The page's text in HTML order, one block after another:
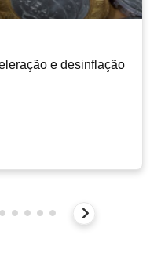
e desinflação